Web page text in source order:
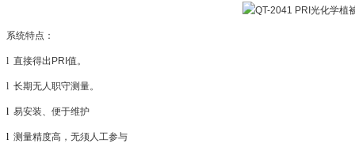
系统特点：
l 直接得出PRI值。
l 长期无人职守测量。
l 易安装、便于维护
l 测量精度高，无须人工参与